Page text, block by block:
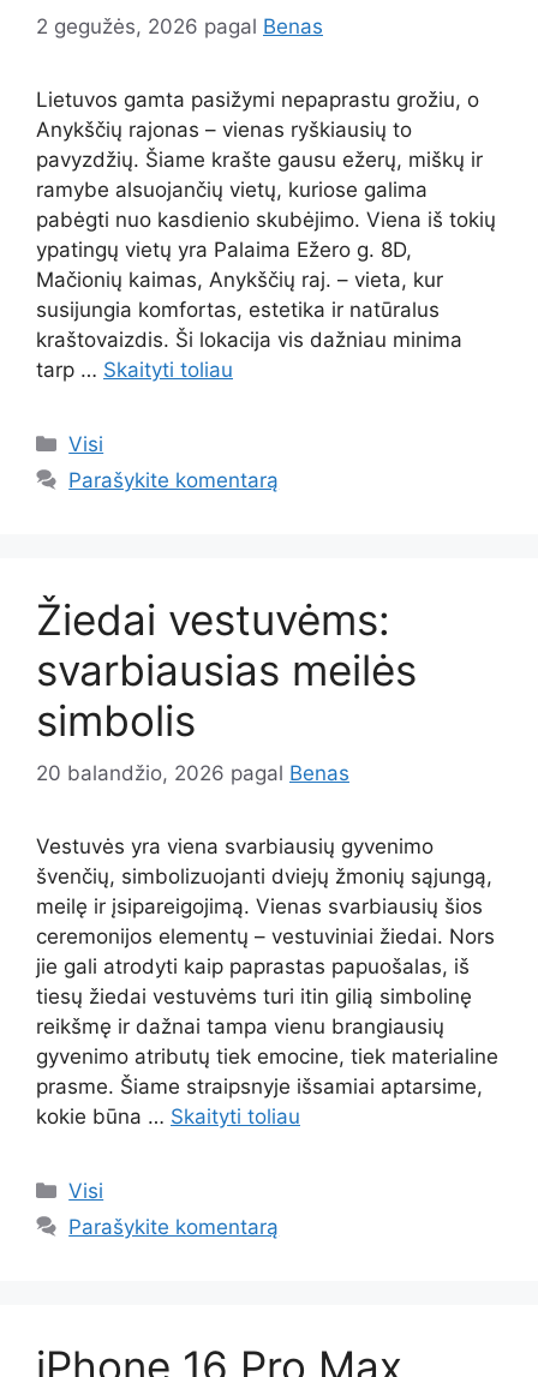
2 gegužės, 2026 pagal Benas
Lietuvos gamta pasižymi nepaprastu grožiu, o
Anykščių rajonas – vienas ryškiausių to
pavyzdžių. Šiame krašte gausu ežerų, miškų ir
ramybe alsuojančių vietų, kuriose galima
pabėgti nuo kasdienio skubėjimo. Viena iš tokių
ypatingų vietų yra Palaima Ežero g. 8D,
Mačionių kaimas, Anykščių raj. – vieta, kur
susijungia komfortas, estetika ir natūralus
kraštovaizdis. Ši lokacija vis dažniau minima
tarp … Skaityti toliau
Kategorijos
Visi
Parašykite komentarą
Žiedai vestuvėms:
svarbiausias meilės
simbolis
20 balandžio, 2026 pagal Benas
Vestuvės yra viena svarbiausių gyvenimo
švenčių, simbolizuojanti dviejų žmonių sąjungą,
meilę ir įsipareigojimą. Vienas svarbiausių šios
ceremonijos elementų – vestuviniai žiedai. Nors
jie gali atrodyti kaip paprastas papuošalas, iš
tiesų žiedai vestuvėms turi itin gilią simbolinę
reikšmę ir dažnai tampa vienu brangiausių
gyvenimo atributų tiek emocine, tiek materialine
prasme. Šiame straipsnyje išsamiai aptarsime,
kokie būna … Skaityti toliau
Kategorijos
Visi
Parašykite komentarą
iPhone 16 Pro Max